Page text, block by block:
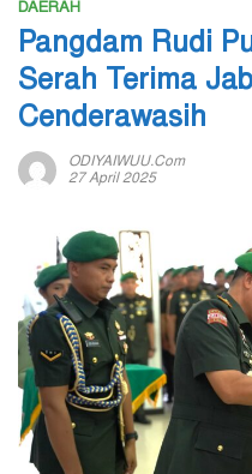
DAERAH
Pangdam Rudi
Serah Terima
Cenderawasih
ODIYAIWUU.com
27 April 2025